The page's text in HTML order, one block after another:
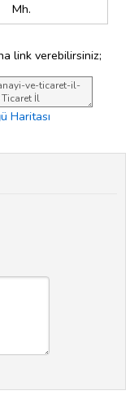
Mh.
link verebilirsiniz;
Haritası